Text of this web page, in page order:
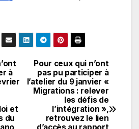
Pour ceux qui n’ont
pas pu participer à
l’atelier du 9 janvier «
Migrations : relever
les défis de
l’intégration »,
retrouvez le lien
à
et
du